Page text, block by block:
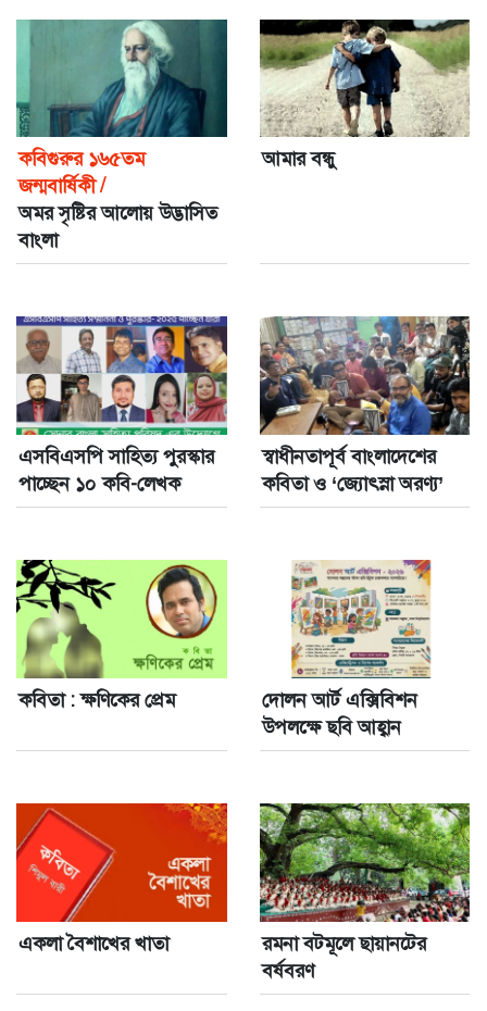
কবিগুরুর ১৬৫তম
জন্মবার্ষিকী /
অমর সৃষ্টির আলোয় উদ্ভাসিত
বাংলা
আমার বন্ধু
এসবিএসপি সাহিত্য পুরস্কার
পাচ্ছেন ১০ কবি-লেখক
স্বাধীনতাপূর্ব বাংলাদেশের
কবিতা ও ‘জ্যোৎস্না অরণ্য’
কবিতা : ক্ষণিকের প্রেম
দোলন আর্ট এক্সিবিশন
উপলক্ষে ছবি আহ্বান
একলা বৈশাখের খাতা
রমনা বটমূলে ছায়ানটের
বর্ষবরণ